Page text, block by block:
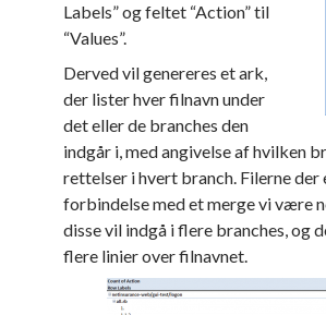
Labels” og feltet “Action” til
“Values”.
Derved vil genereres et ark,
der lister hver filnavn under
det eller de branches den
indgår i, med angivelse af hvilken
rettelser i hvert branch. Filerne der
forbindelse med et merge vi være
disse vil indgå i flere branches, og
flere linier over filnavnet.